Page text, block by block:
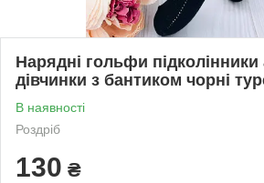
Нарядні гольфи підколінники
дівчинки з бантиком чорні
В наявності
Роздріб
130 ₴